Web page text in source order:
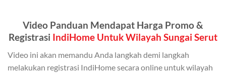
Bisa Dibagi Hingga 5 Anggota
Admin dapat mendaftarkan hingga 5 anggota
keluarga atau teman untuk menggunakan kuota ini.
Video Panduan Mendapat Harga Promo &
Registrasi IndiHome Untuk Wilayah Sungai Serut
Video ini akan memandu Anda langkah demi langkah
melakukan registrasi IndiHome secara online untuk wilayah